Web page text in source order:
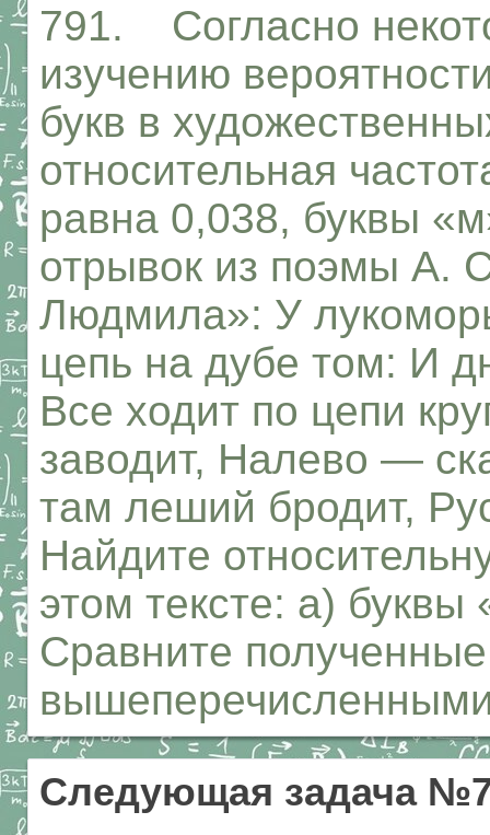
791. Согласно
изучению
букв в
относительная
равна 0,038, буквы
отрывок из поэмы А.
Людмила»: У
цепь на дубе том: И
Все ходит по цепи
заводит, Налево —
там леший бродит,
Найдите
этом тексте: а)
Сравните
Следующая задача